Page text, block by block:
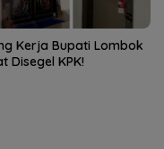
Kerja Bupati Lombok
Disegel KPK!